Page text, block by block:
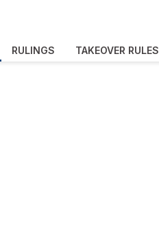
RULINGS TAKEOVER RULES